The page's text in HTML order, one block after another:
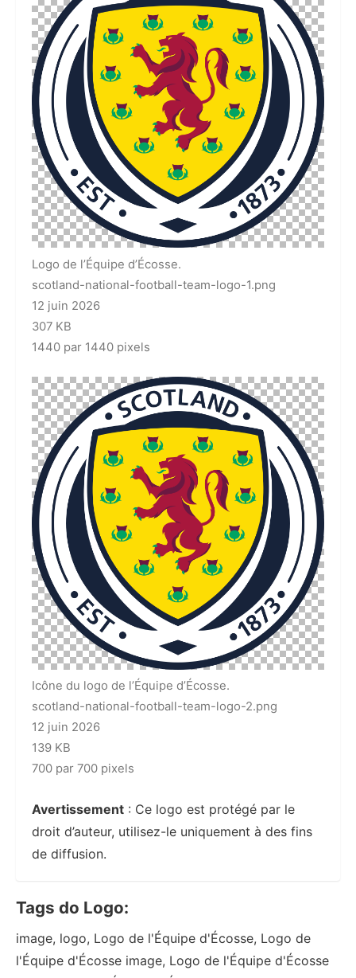
Logo de l’Équipe d’Écosse.
scotland-national-football-team-logo-1.png
12 juin 2026
307 KB
1440 par 1440 pixels
Icône du logo de l’Équipe d’Écosse.
scotland-national-football-team-logo-2.png
12 juin 2026
139 KB
700 par 700 pixels
Avertissement : Ce logo est protégé par le
droit d’auteur, utilisez-le uniquement à des fins
de diffusion.
Tags do Logo:
image, logo, Logo de l'Équipe d'Écosse, Logo de
l'Équipe d'Écosse image, Logo de l'Équipe d'Écosse